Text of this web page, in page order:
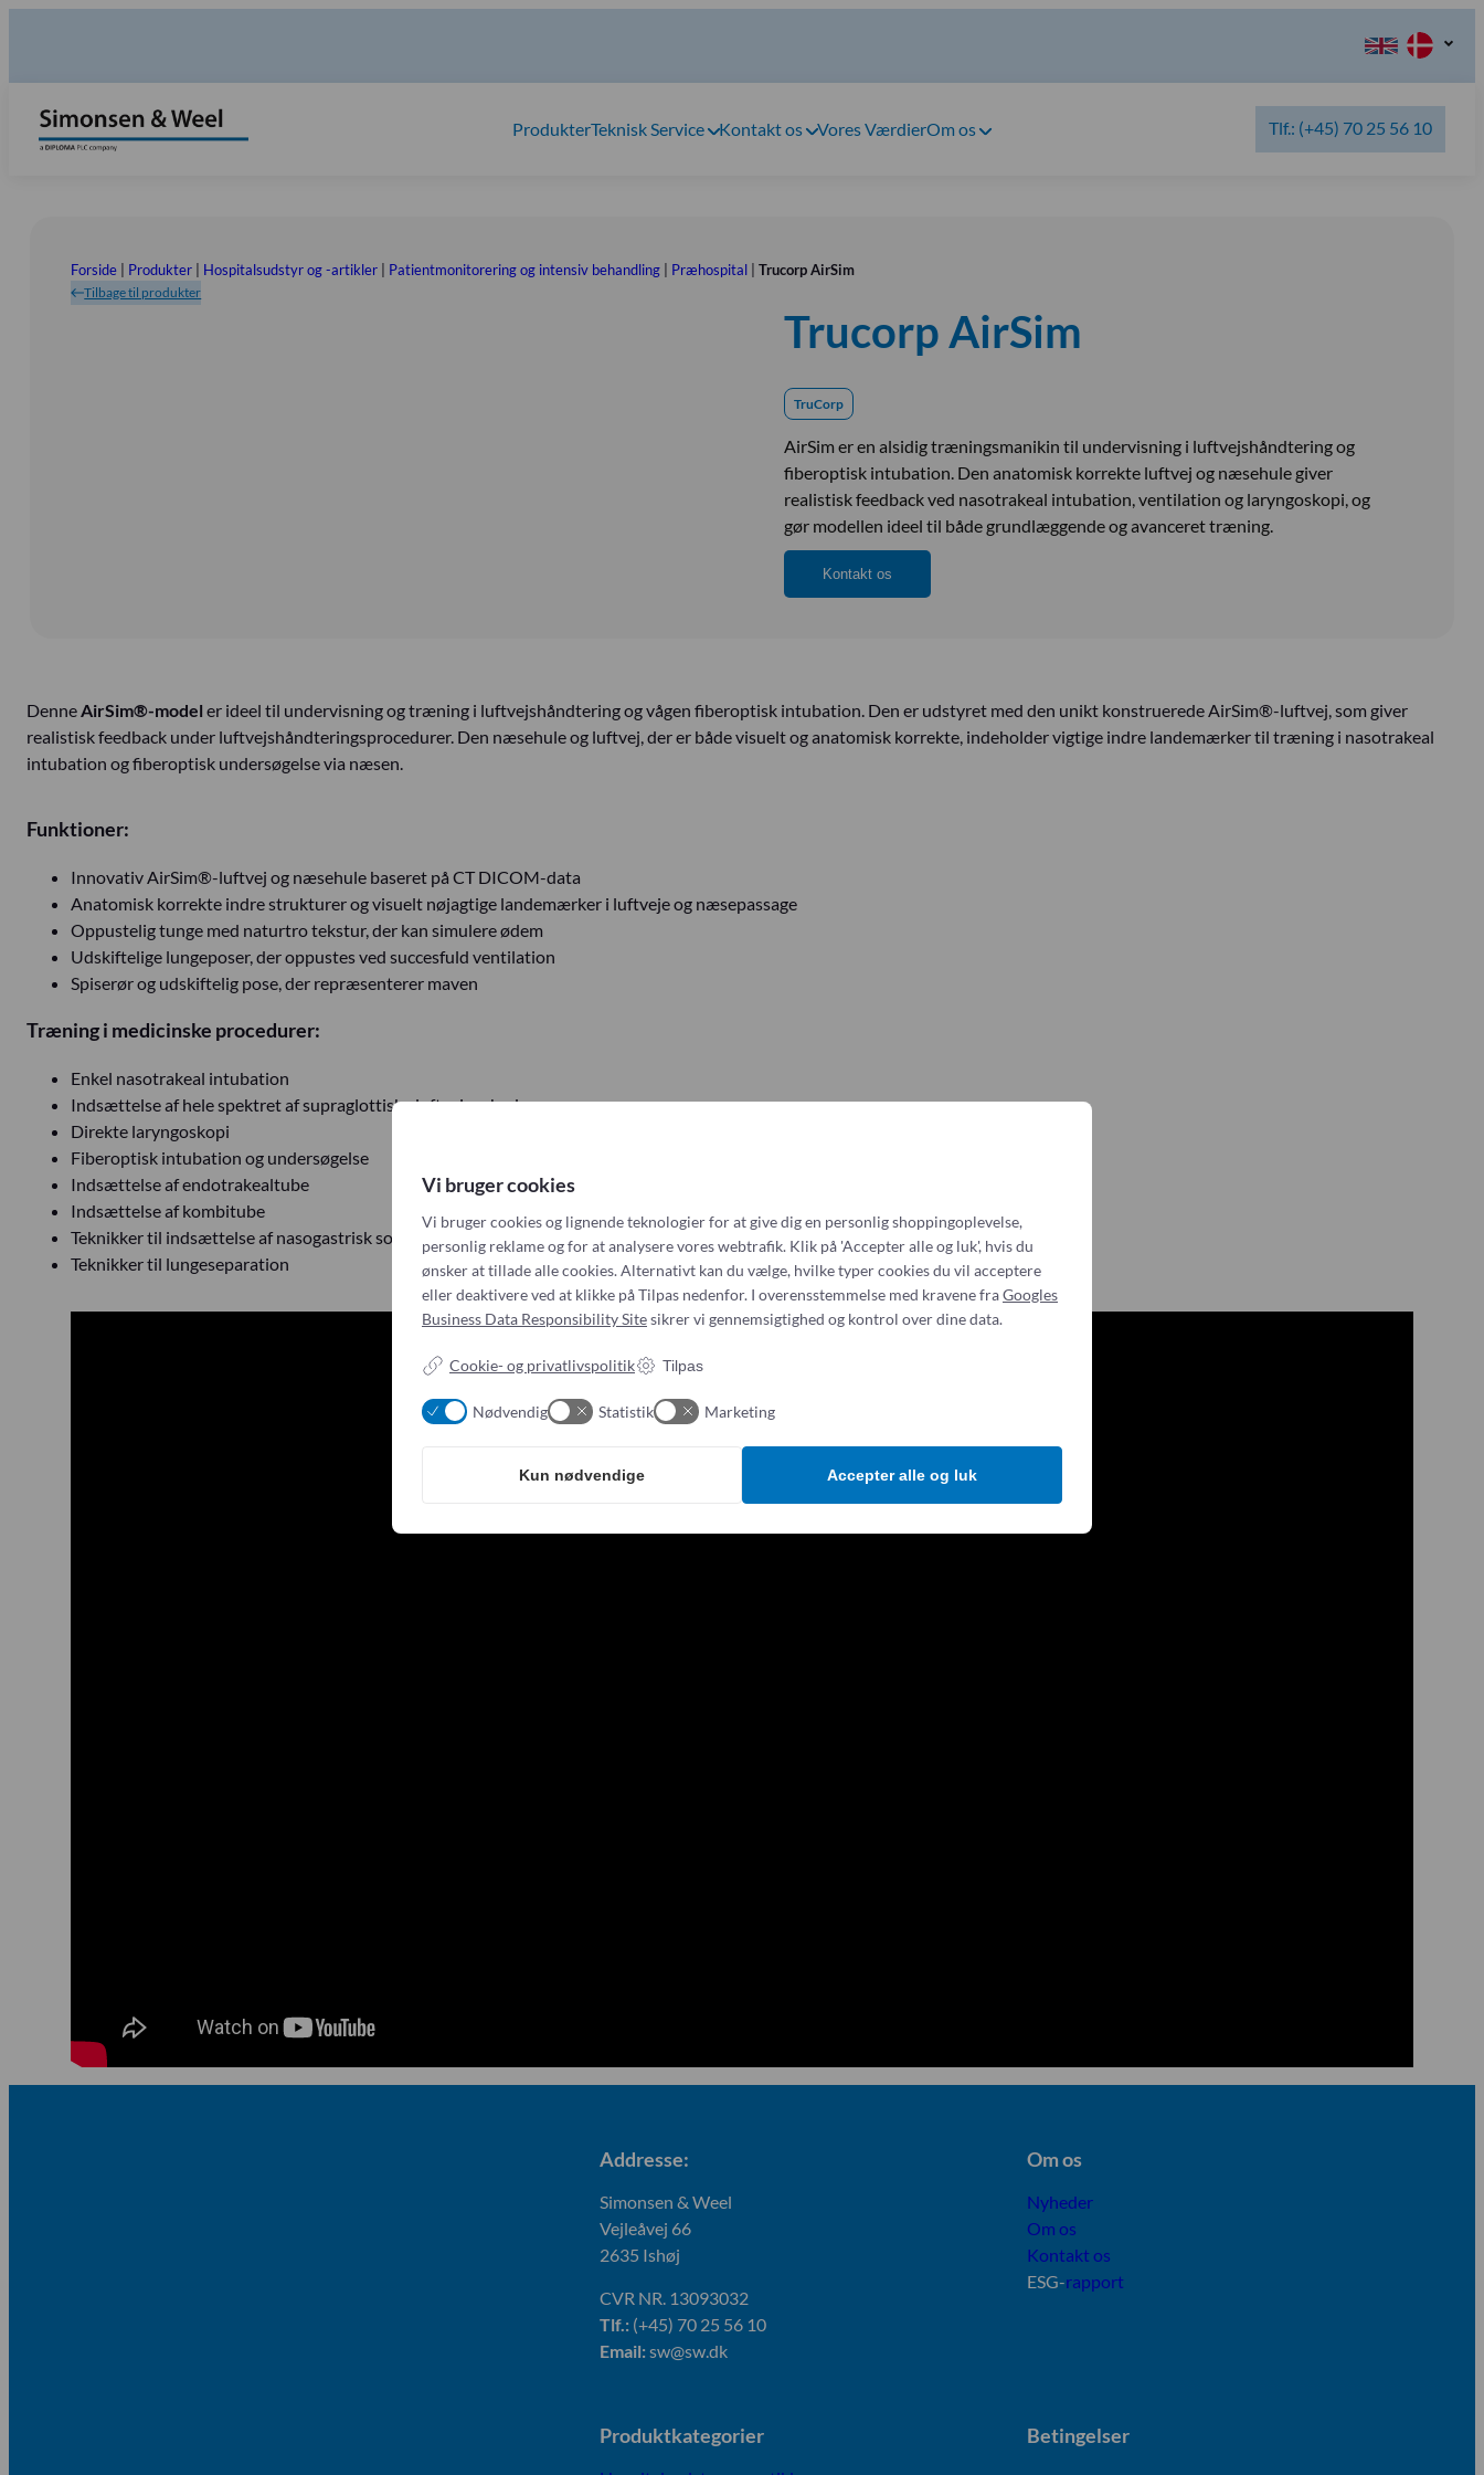
ProdukterTeknisk Service Kontakt os Vores VærdierOm os Tlf.: (+45) 70 25 56 10
Forside Produkter Hospitalsudstyr og -artikler Patientmonitorering og intensiv behandling Præhospital |Trucorp AirSim
Tilbage til produkter
Trucorp AirSim
TruCorp
AirSim er en alsidig træningsmanikin til undervisning i luftvejshåndtering og
fiberoptisk intubation. Den anatomisk korrekte luftvej og næsehule giver
realistisk feedback ved nasotrakeal intubation, ventilation og laryngoskopi, og
gør modellen ideel til både grundlæggende og avanceret træning.
Kontakt os
DenneAirSim®-model er ideel til undervisning og træning i luftvejshåndtering og vågen fiberoptisk intubation. Den er udstyret med den unikt konstruerede AirSim®-luftvej, som giver
realistisk feedback under luftvejshåndteringsprocedurer. Den næsehule og luftvej, der er både visuelt og anatomisk korrekte, indeholder vigtige indre landemærker til træning i nasotrakeal
intubation og fiberoptisk undersøgelse via næsen.
Funktioner:
Innovativ AirSim®-luftvej og næsehule baseret på CT DICOM-data
Anatomisk korrekte indre strukturer og visuelt nøjagtige landemærker i luftveje og næsepassage
Oppustelig tunge med naturtro tekstur, der kan simulere ødem
Udskiftelige lungeposer, der oppustes ved succesfuld ventilation
Spiserør og udskiftelig pose, der repræsenterer maven
Træning i medicinske procedurer:
Enkel nasotrakeal intubation
Indsættelse af hele spektret af supraglottiske luftvejsenheder
Direkte laryngoskopi
Fiberoptisk intubation og undersøgelse
Indsættelse af endotrakealtube
Indsættelse af kombitube
Teknikker til indsættelse af nasogastrisk sonde
Teknikker til lungeseparation
Addresse:
Simonsen & Weel
Vejleåvej 66
2635 Ishøj
CVR NR. 13093032
Tlf.:(+45) 70 25 56 10
Email:sw@sw.dk
Om os
Nyheder
Om os
Kontakt os
ESG-rapport
Produktkategorier Betingelser
Vi bruger cookies
Vi bruger cookies og lignende teknologier for at give dig en personlig shoppingoplevelse,
personlig reklame og for at analysere vores webtrafik. Klik på 'Accepter alle og luk', hvis du
ønsker at tillade alle cookies. Alternativt kan du vælge, hvilke typer cookies du vil acceptere
eller deaktivere ved at klikke på Tilpas nedenfor. I overensstemmelse med kravene fraGoogles
Business Data Responsibility Sitesikrer vi gennemsigtighed og kontrol over dine data.
Cookie- og privatlivspolitik Tilpas
Nødvendig Statistik Marketing
Kun nødvendige Accepter alle og luk